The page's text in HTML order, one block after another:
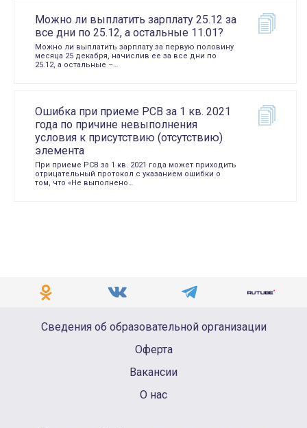
Можно ли выплатить зарплату 25.12 за
все дни по 25.12, а остальные 11.01?
Можно ли выплатить зарплату за первую половину
месяца 25 декабря, начислив ее за все дни по
25.12, а остальные –…
Ошибка при приеме РСВ за 1 кв. 2021
года по причине невыполнения
условия к присутствию (отсутствию)
элемента
При приеме РСВ за 1 кв. 2021 года может приходить
отрицательный протокол с указанием ошибки о
том, что «Не выполнено…
Сведения об образовательной организации
Оферта
Вакансии
О нас